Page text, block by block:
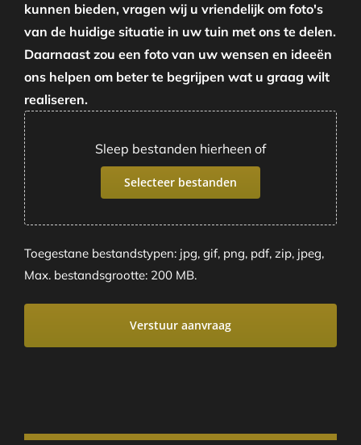
kunnen bieden, vragen wij u vriendelijk om foto's
van de huidige situatie in uw tuin met ons te delen.
Daarnaast zou een foto van uw wensen en ideeën
ons helpen om beter te begrijpen wat u graag wilt
realiseren.
Sleep bestanden hierheen of
Selecteer bestanden
Toegestane bestandstypen: jpg, gif, png, pdf, zip, jpeg,
Max. bestandsgrootte: 200 MB.